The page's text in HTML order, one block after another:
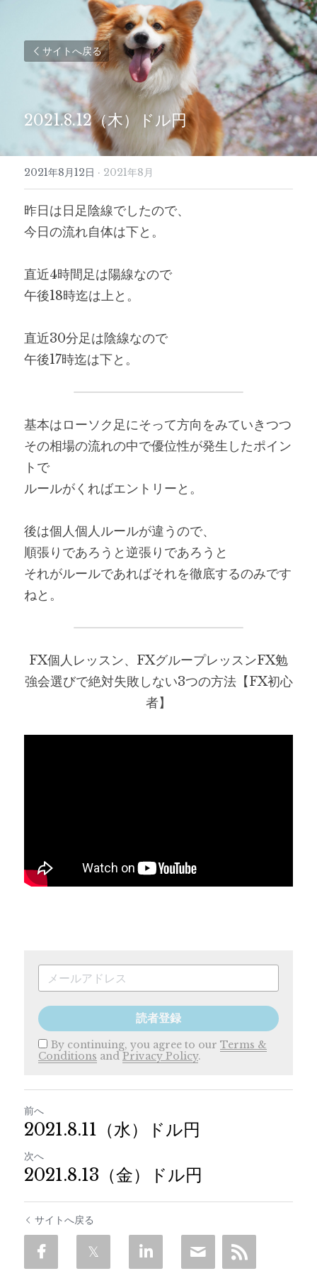
サイトへ戻る
2021.8.12（木）ドル円
2021年8月12日 · 2021年8月
昨日は日足陰線でしたので、
今日の流れ自体は下と。
直近4時間足は陽線なので
午後18時迄は上と。
直近30分足は陰線なので
午後17時迄は下と。
基本はローソク足にそって方向をみていきつつ
その相場の流れの中で優位性が発生したポイン
トで
ルールがくればエントリーと。
後は個人個人ルールが違うので、
順張りであろうと逆張りであろうと
それがルールであればそれを徹底するのみです
ねと。
FX個人レッスン、FXグループレッスンFX勉
強会選びで絶対失敗しない3つの方法【FX初心
者】
読者登録
By continuing, you agree to our Terms &
Conditions and Privacy Policy.
前へ
2021.8.11（水）ドル円
次へ
2021.8.13（金）ドル円
サイトへ戻る